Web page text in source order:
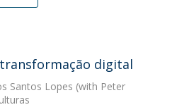
digital
Santos Lopes (with Peter